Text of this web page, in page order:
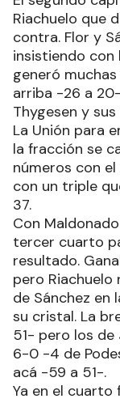
Riachuelo que
contra. Flor y
insistiendo con
generó
arriba -26 a
Thygesen y
La Unión para
la fracción se
números con
con un triple
37.
Con
tercer cuarto
resultado.
pero
de Sánchez en
su cristal. La
51- pero los
6-0 -4 de
acá -59 a 51-.
Ya en el cuarto